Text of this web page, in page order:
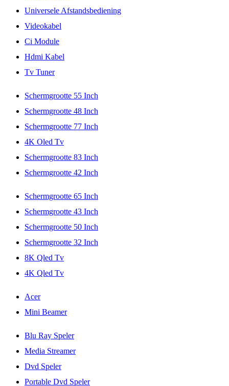
Universele Afstandsbediening
Videokabel
Ci Module
Hdmi Kabel
Tv Tuner
Schermgrootte 55 Inch
Schermgrootte 48 Inch
Schermgrootte 77 Inch
4K Oled Tv
Schermgrootte 83 Inch
Schermgrootte 42 Inch
Schermgrootte 65 Inch
Schermgrootte 43 Inch
Schermgrootte 50 Inch
Schermgrootte 32 Inch
8K Qled Tv
4K Qled Tv
Acer
Mini Beamer
Blu Ray Speler
Media Streamer
Dvd Speler
Portable Dvd Speler